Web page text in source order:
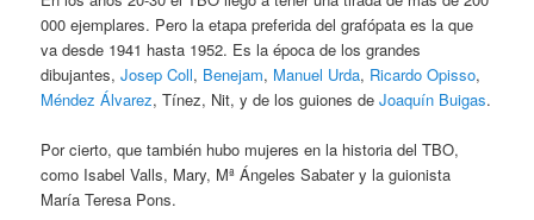
000 ejemplares. Pero la etapa preferida del grafópata es la que
va desde 1941 hasta 1952. Es la época de los grandes
dibujantes,Josep Coll, Benejam, Manuel Urda, Ricardo Opisso,
Méndez Álvarez, Tínez, Nit, y de los guiones deJoaquín Buigas.
Por cierto, que también hubo mujeres en la historia del TBO,
como Isabel Valls, Mary, Mª Ángeles Sabater y la guionista
María Teresa Pons.